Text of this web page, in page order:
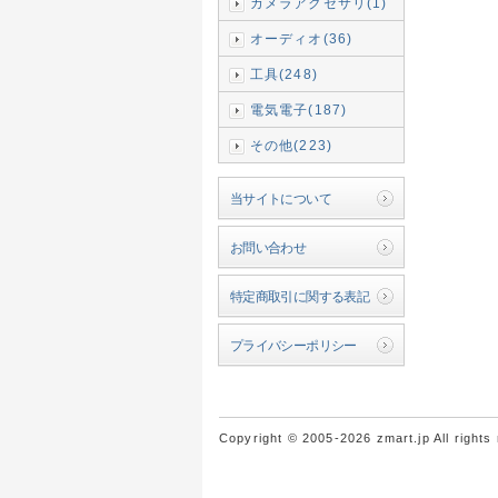
オーディオ(36)
工具(248)
電気電子(187)
その他(223)
当サイトについて
お問い合わせ
特定商取引に関する表記
プライバシーポリシー
Copyright © 2005-2026 zmart.jp All rights